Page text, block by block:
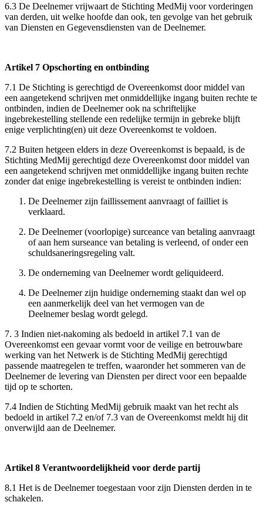
6.3 De Deelnemer vrijwaart de Stichting MedMij voor vorderingen
van derden, uit welke hoofde dan ook, ten gevolge van het gebruik
van Diensten en Gegevensdiensten van de Deelnemer.
Artikel 7 Opschorting en ontbinding
7.1 De Stichting is gerechtigd de Overeenkomst door middel van
een aangetekend schrijven met onmiddellijke ingang buiten rechte te
ontbinden, indien de Deelnemer ook na schriftelijke
ingebrekestelling stellende een redelijke termijn in gebreke blijft
enige verplichting(en) uit deze Overeenkomst te voldoen.
7.2 Buiten hetgeen elders in deze Overeenkomst is bepaald, is de
Stichting MedMij gerechtigd deze Overeenkomst door middel van
een aangetekend schrijven met onmiddellijke ingang buiten rechte
zonder dat enige ingebrekestelling is vereist te ontbinden indien:
De Deelnemer zijn faillissement aanvraagt of failliet is
verklaard.
De Deelnemer (voorlopige) surceance van betaling aanvraagt
of aan hem surseance van betaling is verleend, of onder een
schuldsaneringsregeling valt.
De onderneming van Deelnemer wordt geliquideerd.
De Deelnemer zijn huidige onderneming staakt dan wel op
een aanmerkelijk deel van het vermogen van de
Deelnemer beslag wordt gelegd.
7. 3 Indien niet-nakoming als bedoeld in artikel 7.1 van de
Overeenkomst een gevaar vormt voor de veilige en betrouwbare
werking van het Netwerk is de Stichting MedMij gerechtigd
passende maatregelen te treffen, waaronder het sommeren van de
Deelnemer de levering van Diensten per direct voor een bepaalde
tijd op te schorten.
7.4 Indien de Stichting MedMij gebruik maakt van het recht als
bedoeld in artikel 7.2 en/of 7.3 van de Overeenkomst meldt hij dit
onverwijld aan de Deelnemer.
Artikel 8 Verantwoordelijkheid voor derde partij
8.1 Het is de Deelnemer toegestaan voor zijn Diensten derden in te
schakelen.